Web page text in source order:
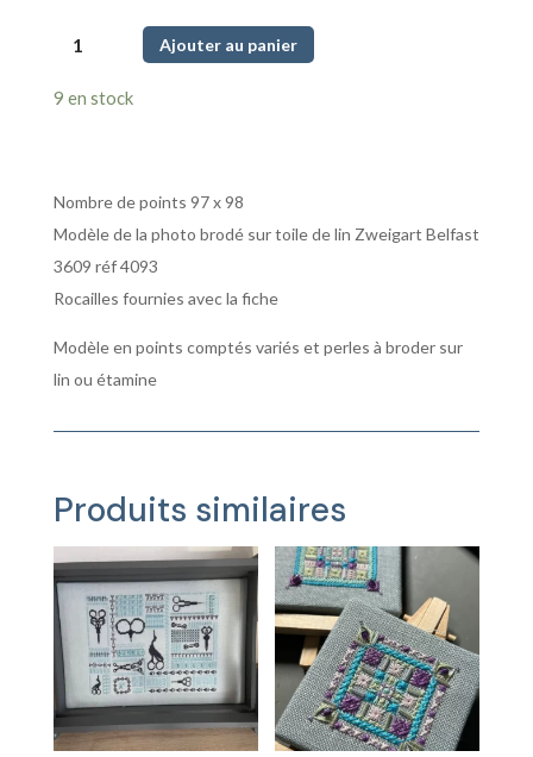
Petit
Ajouter au panier
9 en stock
Nombre de points 97 x 98
Modèle de la photo brodé sur toile de lin Zweigart Belfast
3609 réf 4093
Rocailles fournies avec la fiche
Modèle en points comptés variés et perles à broder sur
lin ou étamine
Produits similaires